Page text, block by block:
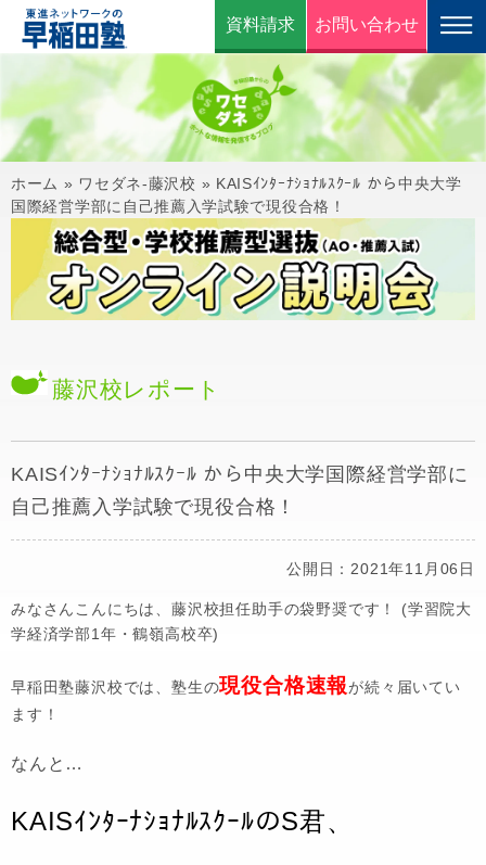
資料請求 お問い合わせ
ホーム » ワセダネ-藤沢校 » KAISｲﾝﾀｰﾅｼｮﾅﾙｽｸｰﾙ から中央大学
国際経営学部に自己推薦入学試験で現役合格！
藤沢校レポート
KAISｲﾝﾀｰﾅｼｮﾅﾙｽｸｰﾙ から中央大学国際経営学部に
自己推薦入学試験で現役合格！
公開日：2021年11月06日
みなさんこんにちは、藤沢校担任助手の袋野奨です！ (学習院大
学経済学部1年・鶴嶺高校卒)
早稲田塾藤沢校では、塾生の現役合格速報が続々届いてい
ます！
なんと…
KAISｲﾝﾀｰﾅｼｮﾅﾙｽｸｰﾙのS君、